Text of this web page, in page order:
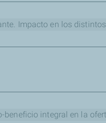
Impacto en los
de centro de
beneficio integral en la